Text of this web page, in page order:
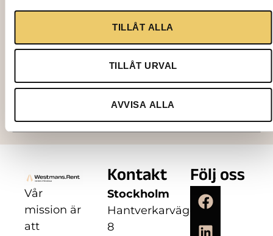
TILLÅT ALLA
TILLÅT URVAL
AVVISA ALLA
FÅTÖLJ, Deauville, beige
1218,00kr
Vår
mission är
att
Kontakt
Stockholm
Hantverkarvägen
8
Följ oss